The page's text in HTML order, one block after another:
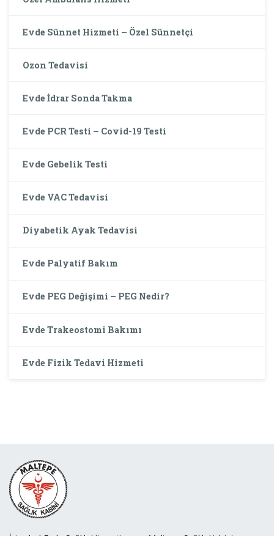
Evde Sünnet Hizmeti – Özel Sünnetçi
Ozon Tedavisi
Evde İdrar Sonda Takma
Evde PCR Testi – Covid-19 Testi
Evde Gebelik Testi
Evde VAC Tedavisi
Diyabetik Ayak Tedavisi
Evde Palyatif Bakım
Evde PEG Değişimi – PEG Nedir?
Evde Trakeostomi Bakımı
Evde Fizik Tedavi Hizmeti